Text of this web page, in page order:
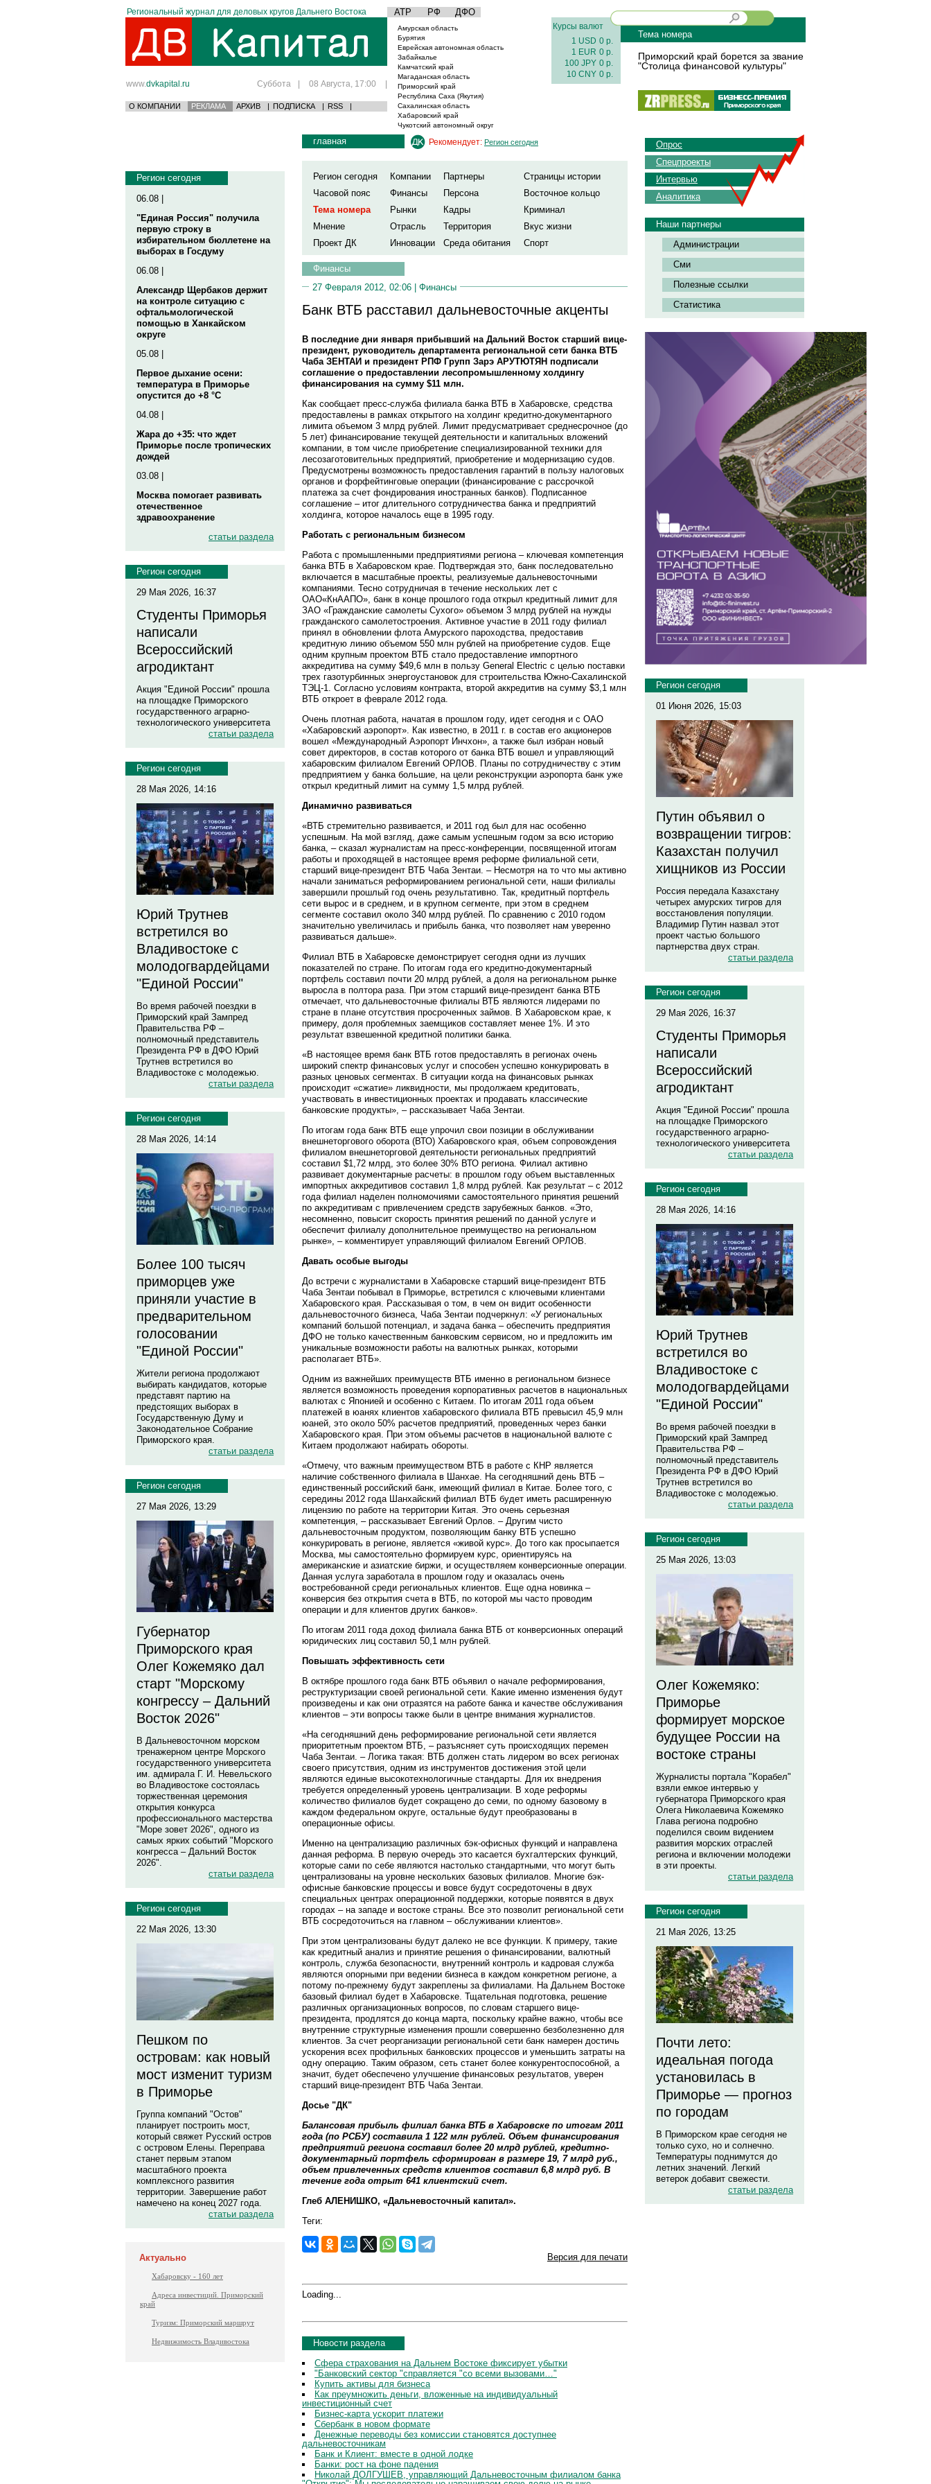
Региональный журнал для деловых кругов Дальнего Востока АТР РФ ДФО
www.dvkapital.ru Суббота | 08 Августа, 17:00 |
О КОМПАНИИ РЕКЛАМА АРХИВ | ПОДПИСКА | RSS |
Амурская область
Бурятия
Еврейская автономная область
Забайкалье
Камчатский край
Магаданская область
Приморский край
Республика Саха (Якутия)
Сахалинская область
Хабаровский край
Чукотский автономный округ
Курсы валют
1 USD 0 р.
1 EUR 0 р.
100 JPY 0 р.
10 CNY 0 р.
Тема номера
Приморский край борется за звание
"Столица финансовой культуры"
Регион сегодня
06.08 |
"Единая Россия" получила
первую строку в
избирательном бюллетене на
выборах в Госдуму
06.08 |
Александр Щербаков держит
на контроле ситуацию с
офтальмологической
помощью в Ханкайском
округе
05.08 |
Первое дыхание осени:
температура в Приморье
опустится до +8 °C
04.08 |
Жара до +35: что ждет
Приморье после тропических
дождей
03.08 |
Москва помогает развивать
отечественное
здравоохранение
статьи раздела
Регион сегодня
29 Мая 2026, 16:37
Студенты Приморья
написали
Всероссийский
агродиктант
Акция "Единой России" прошла
на площадке Приморского
государственного аграрно-
технологического университета
статьи раздела
Регион сегодня
28 Мая 2026, 14:16
Юрий Трутнев
встретился во
Владивостоке с
молодогвардейцами
"Единой России"
Во время рабочей поездки в
Приморский край Зампред
Правительства РФ –
полномочный представитель
Президента РФ в ДФО Юрий
Трутнев встретился во
Владивостоке с молодежью.
статьи раздела
Регион сегодня
28 Мая 2026, 14:14
Более 100 тысяч
приморцев уже
приняли участие в
предварительном
голосовании
"Единой России"
Жители региона продолжают
выбирать кандидатов, которые
представят партию на
предстоящих выборах в
Государственную Думу и
Законодательное Собрание
Приморского края.
статьи раздела
Регион сегодня
27 Мая 2026, 13:29
Губернатор
Приморского края
Олег Кожемяко дал
старт "Морскому
конгрессу – Дальний
Восток 2026"
В Дальневосточном морском
тренажерном центре Морского
государственного университета
им. адмирала Г. И. Невельского
во Владивостоке состоялась
торжественная церемония
открытия конкурса
профессионального мастерства
"Море зовет 2026", одного из
самых ярких событий "Морского
конгресса – Дальний Восток
2026".
статьи раздела
Регион сегодня
22 Мая 2026, 13:30
Пешком по
островам: как новый
мост изменит туризм
в Приморье
Группа компаний "Остов"
планирует построить мост,
который свяжет Русский остров
с островом Елены. Переправа
станет первым этапом
масштабного проекта
комплексного развития
территории. Завершение работ
намечено на конец 2027 года.
статьи раздела
Актуально
Хабаровску - 160 лет
Адреса инвестиций. Приморский
край
Туризм: Приморский маршрут
Недвижимость Владивостока
главная Рекомендует: Регион сегодня
Регион сегодня Компании Партнеры
Страницы истории
Часовой пояс
Финансы Персона
Восточное кольцо
Тема номера
Рынки Кадры
Криминал
Мнение
Отрасль Территория
Вкус жизни
Проект ДК
Инновации Среда обитания Спорт
Финансы
27 Февраля 2012, 02:06 | Финансы
Банк ВТБ расставил дальневосточные акценты
В последние дни января прибывший на Дальний Восток старший вице-
президент, руководитель департамента региональной сети банка ВТБ
Чаба ЗЕНТАИ и президент РПФ Групп Зарэ АРУТЮТЯН подписали
соглашение о предоставлении лесопромышленному холдингу
финансирования на сумму $11 млн.
Как сообщает пресс-служба филиала банка ВТБ в Хабаровске, средства
предоставлены в рамках открытого на холдинг кредитно-документарного
лимита объемом 3 млрд рублей. Лимит предусматривает среднесрочное (до
5 лет) финансирование текущей деятельности и капитальных вложений
компании, в том числе приобретение специализированной техники для
лесозаготовительных предприятий, приобретение и модернизацию судов.
Предусмотрены возможность предоставления гарантий в пользу налоговых
органов и форфейтинговые операции (финансирование с рассрочкой
платежа за счет фондирования иностранных банков). Подписанное
соглашение – итог длительного сотрудничества банка и предприятий
холдинга, которое началось еще в 1995 году.
Работать с региональным бизнесом
Работа с промышленными предприятиями региона – ключевая компетенция
банка ВТБ в Хабаровском крае. Подтверждая это, банк последовательно
включается в масштабные проекты, реализуемые дальневосточными
компаниями. Тесно сотрудничая в течение нескольких лет с
ОАО«КнААПО», банк в конце прошлого года открыл кредитный лимит для
ЗАО «Гражданские самолеты Сухого» объемом 3 млрд рублей на нужды
гражданского самолетостроения. Активное участие в 2011 году филиал
принял в обновлении флота Амурского пароходства, предоставив
кредитную линию объемом 550 млн рублей на приобретение судов. Еще
одним крупным проектом ВТБ стало предоставление импортного
аккредитива на сумму $49,6 млн в пользу General Electric с целью поставки
трех газотурбинных энергоустановок для строительства Южно-Сахалинской
ТЭЦ-1. Согласно условиям контракта, второй аккредитив на сумму $3,1 млн
ВТБ откроет в феврале 2012 года.
Очень плотная работа, начатая в прошлом году, идет сегодня и с ОАО
«Хабаровский аэропорт». Как известно, в 2011 г. в состав его акционеров
вошел «Международный Аэропорт Инчхон», а также был избран новый
совет директоров, в состав которого от банка ВТБ вошел и управляющий
хабаровским филиалом Евгений ОРЛОВ. Планы по сотрудничеству с этим
предприятием у банка большие, на цели реконструкции аэропорта банк уже
открыл кредитный лимит на сумму 1,5 млрд рублей.
Динамично развиваться
«ВТБ стремительно развивается, и 2011 год был для нас особенно
успешным. На мой взгляд, даже самым успешным годом за всю историю
банка, – сказал журналистам на пресс-конференции, посвященной итогам
работы и проходящей в настоящее время реформе филиальной сети,
старший вице-президент ВТБ Чаба Зентаи. – Несмотря на то что мы активно
начали заниматься реформированием региональной сети, наши филиалы
завершили прошлый год очень результативно. Так, кредитный портфель
сети вырос и в среднем, и в крупном сегменте, при этом в среднем
сегменте составил около 340 млрд рублей. По сравнению с 2010 годом
значительно увеличилась и прибыль банка, что позволяет нам уверенно
развиваться дальше».
Филиал ВТБ в Хабаровске демонстрирует сегодня одни из лучших
показателей по стране. По итогам года его кредитно-документарный
портфель составил почти 20 млрд рублей, а доля на региональном рынке
выросла в полтора раза. При этом старший вице-президент банка ВТБ
отмечает, что дальневосточные филиалы ВТБ являются лидерами по
стране в плане отсутствия просроченных займов. В Хабаровском крае, к
примеру, доля проблемных заемщиков составляет менее 1%. И это
результат взвешенной кредитной политики банка.
«В настоящее время банк ВТБ готов предоставлять в регионах очень
широкий спектр финансовых услуг и способен успешно конкурировать в
разных ценовых сегментах. В ситуации когда на финансовых рынках
происходит «сжатие» ликвидности, мы продолжаем кредитовать,
участвовать в инвестиционных проектах и продавать классические
банковские продукты», – рассказывает Чаба Зентаи.
По итогам года банк ВТБ еще упрочил свои позиции в обслуживании
внешнеторгового оборота (ВТО) Хабаровского края, объем сопровождения
филиалом внешнеторговой деятельности региональных предприятий
составил $1,72 млрд, это более 30% ВТО региона. Филиал активно
развивает документарные расчеты: в прошлом году объем выставленных
импортных аккредитивов составил 1,8 млрд рублей. Как результат – с 2012
года филиал наделен полномочиями самостоятельного принятия решений
по аккредитивам с привлечением средств зарубежных банков. «Это,
несомненно, повысит скорость принятия решений по данной услуге и
обеспечит филиалу дополнительное преимущество на региональном
рынке», – комментирует управляющий филиалом Евгений ОРЛОВ.
Давать особые выгоды
До встречи с журналистами в Хабаровске старший вице-президент ВТБ
Чаба Зентаи побывал в Приморье, встретился с ключевыми клиентами
Хабаровского края. Рассказывая о том, в чем он видит особенности
дальневосточного бизнеса, Чаба Зентаи подчеркнул: «У региональных
компаний большой потенциал, и задача банка – обеспечить предприятия
ДФО не только качественным банковским сервисом, но и предложить им
уникальные возможности работы на валютных рынках, которыми
располагает ВТБ».
Одним из важнейших преимуществ ВТБ именно в региональном бизнесе
является возможность проведения корпоративных расчетов в национальных
валютах с Японией и особенно с Китаем. По итогам 2011 года объем
платежей в юанях клиентов хабаровского филиала ВТБ превысил 45,9 млн
юаней, это около 50% расчетов предприятий, проведенных через банки
Хабаровского края. При этом объемы расчетов в национальной валюте с
Китаем продолжают набирать обороты.
«Отмечу, что важным преимуществом ВТБ в работе с КНР является
наличие собственного филиала в Шанхае. На сегодняшний день ВТБ –
единственный российский банк, имеющий филиал в Китае. Более того, с
середины 2012 года Шанхайский филиал ВТБ будет иметь расширенную
лицензию по работе на территории Китая. Это очень серьезная
компетенция, – рассказывает Евгений Орлов. – Другим чисто
дальневосточным продуктом, позволяющим банку ВТБ успешно
конкурировать в регионе, является «живой курс». До того как просыпается
Москва, мы самостоятельно формируем курс, ориентируясь на
американские и азиатские биржи, и осуществляем конверсионные операции.
Данная услуга заработала в прошлом году и оказалась очень
востребованной среди региональных клиентов. Еще одна новинка –
конверсия без открытия счета в ВТБ, по которой мы часто проводим
операции и для клиентов других банков».
По итогам 2011 года доход филиала банка ВТБ от конверсионных операций
юридических лиц составил 50,1 млн рублей.
Повышать эффективность сети
В октябре прошлого года банк ВТБ объявил о начале реформирования,
реструктуризации своей региональной сети. Какие именно изменения будут
произведены и как они отразятся на работе банка и качестве обслуживания
клиентов – эти вопросы также были в центре внимания журналистов.
«На сегодняшний день реформирование региональной сети является
приоритетным проектом ВТБ, – разъясняет суть происходящих перемен
Чаба Зентаи. – Логика такая: ВТБ должен стать лидером во всех регионах
своего присутствия, одним из инструментов достижения этой цели
являются единые высокотехнологичные стандарты. Для их внедрения
требуется определенный уровень централизации. В ходе реформы
количество филиалов будет сокращено до семи, по одному базовому в
каждом федеральном округе, остальные будут преобразованы в
операционные офисы.
Именно на централизацию различных бэк-офисных функций и направлена
данная реформа. В первую очередь это касается бухгалтерских функций,
которые сами по себе являются настолько стандартными, что могут быть
централизованы на уровне нескольких базовых филиалов. Многие бэк-
офисные банковские процессы и вовсе будут сосредоточены в двух
специальных центрах операционной поддержки, которые появятся в двух
городах – на западе и востоке страны. Все это позволит региональной сети
ВТБ сосредоточиться на главном – обслуживании клиентов».
При этом централизованы будут далеко не все функции. К примеру, такие
как кредитный анализ и принятие решения о финансировании, валютный
контроль, служба безопасности, внутренний контроль и кадровая служба
являются опорными при ведении бизнеса в каждом конкретном регионе, а
потому по-прежнему будут закреплены за филиалами. На Дальнем Востоке
базовый филиал будет в Хабаровске. Тщательная подготовка, решение
различных организационных вопросов, по словам старшего вице-
президента, продлятся до конца марта, поскольку крайне важно, чтобы все
внутренние структурные изменения прошли совершенно безболезненно для
клиентов. За счет реорганизации региональной сети банк намерен достичь
ускорения всех профильных банковских процессов и уменьшить затраты на
одну операцию. Таким образом, сеть станет более конкурентоспособной, а
значит, будет обеспечено улучшение финансовых результатов, уверен
старший вице-президент ВТБ Чаба Зентаи.
Досье "ДК"
Балансовая прибыль филиал банка ВТБ в Хабаровске по итогам 2011
года (по РСБУ) составила 1 122 млн рублей. Объем финансирования
предприятий региона составил более 20 млрд рублей, кредитно-
документарный портфель сформирован в размере 19, 7 млрд руб.,
объем привлеченных средств клиентов составил 6,8 млрд руб. В
течение года отрыт 641 клиентский счет.
Глеб АЛЕНИШКО, «Дальневосточный капитал».
Теги:
Версия для печати
Loading...
Новости раздела
Сфера страхования на Дальнем Востоке фиксирует убытки
"Банковский сектор "справляется "со всеми вызовами…"
Купить активы для бизнеса
Как преумножить деньги, вложенные на индивидуальный
инвестиционный счет
Бизнес-карта ускорит платежи
Сбербанк в новом формате
Денежные переводы без комиссии становятся доступнее
дальневосточникам
Банк и Клиент: вместе в одной лодке
Банки: рост на фоне падения
Николай ДОЛГУШЕВ, управляющий Дальневосточным филиалом банка
Опрос
Спецпроекты
Интервью
Аналитика
Наши партнеры
Администрации
Сми
Полезные ссылки
Статистика
Регион сегодня
01 Июня 2026, 15:03
Путин объявил о
возвращении тигров:
Казахстан получил
хищников из России
Россия передала Казахстану
четырех амурских тигров для
восстановления популяции.
Владимир Путин назвал этот
проект частью большого
партнерства двух стран.
статьи раздела
Регион сегодня
29 Мая 2026, 16:37
Студенты Приморья
написали
Всероссийский
агродиктант
Акция "Единой России" прошла
на площадке Приморского
государственного аграрно-
технологического университета
статьи раздела
Регион сегодня
28 Мая 2026, 14:16
Юрий Трутнев
встретился во
Владивостоке с
молодогвардейцами
"Единой России"
Во время рабочей поездки в
Приморский край Зампред
Правительства РФ –
полномочный представитель
Президента РФ в ДФО Юрий
Трутнев встретился во
Владивостоке с молодежью.
статьи раздела
Регион сегодня
25 Мая 2026, 13:03
Олег Кожемяко:
Приморье
формирует морское
будущее России на
востоке страны
Журналисты портала "Корабел"
взяли емкое интервью у
губернатора Приморского края
Олега Николаевича Кожемяко
Глава региона подробно
поделился своим видением
развития морских отраслей
региона и включении молодежи
в эти проекты.
статьи раздела
Регион сегодня
21 Мая 2026, 13:25
Почти лето:
идеальная погода
установилась в
Приморье — прогноз
по городам
В Приморском крае сегодня не
только сухо, но и солнечно.
Температуры поднимутся до
летних значений. Легкий
ветерок добавит свежести.
статьи раздела